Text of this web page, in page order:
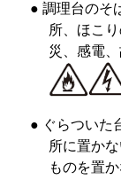
● 調理台のそ
所、ほこ
災、感電
● ぐらついた
所に置か
ものを置